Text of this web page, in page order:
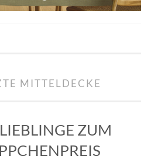
MITTELDECKE
ZUM